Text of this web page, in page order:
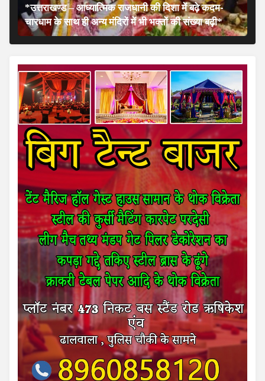
*उत्तराखण्ड – आध्यात्मिक राजधानी की दिशा में बढ़े कदम-
चारधाम के साथ ही अन्य मंदिरों में भी भक्तों की संख्या बढ़ी*